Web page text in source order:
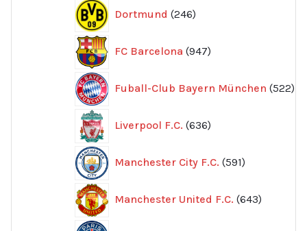
Dortmund 246
produkter
FC Barcelona 947
produkter
Fuball-Club Bayern München 522
Liverpool F.C. 636
produkter
Manchester City F.C. 591
produkter
Manchester United F.C. 643